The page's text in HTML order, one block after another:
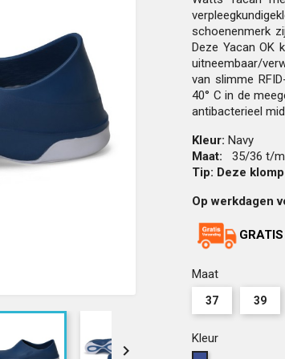

schoenenmerk
Deze Yacan OK
uitneembaar/
van slimme
40° C in de
antibacterieel
Kleur: Navy
Maat:
35/36 t/
Tip: Deze
Op werkdagen
Maat
37 39
Kleur